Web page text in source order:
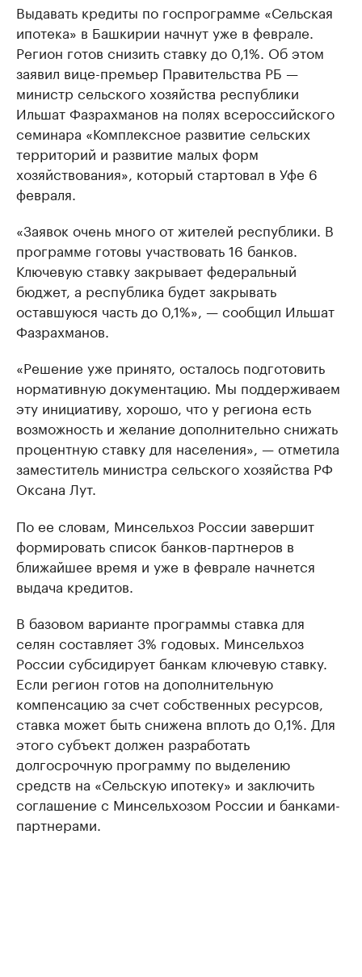
Выдавать кредиты по госпрограмме «Сельская
ипотека» в Башкирии начнут уже в феврале.
Регион готов снизить ставку до 0,1%. Об этом
заявил вице-премьер Правительства РБ —
министр сельского хозяйства республики
Ильшат Фазрахманов на полях всероссийского
семинара «Комплексное развитие сельских
территорий и развитие малых форм
хозяйствования», который стартовал в Уфе 6
февраля.
«Заявок очень много от жителей республики. В
программе готовы участвовать 16 банков.
Ключевую ставку закрывает федеральный
бюджет, а республика будет закрывать
оставшуюся часть до 0,1%», — сообщил Ильшат
Фазрахманов.
«Решение уже принято, осталось подготовить
нормативную документацию. Мы поддерживаем
эту инициативу, хорошо, что у региона есть
возможность и желание дополнительно снижать
процентную ставку для населения», — отметила
заместитель министра сельского хозяйства РФ
Оксана Лут.
По ее словам, Минсельхоз России завершит
формировать список банков-партнеров в
ближайшее время и уже в феврале начнется
выдача кредитов.
В базовом варианте программы ставка для
селян составляет 3% годовых. Минсельхоз
России субсидирует банкам ключевую ставку.
Если регион готов на дополнительную
компенсацию за счет собственных ресурсов,
ставка может быть снижена вплоть до 0,1%. Для
этого субъект должен разработать
долгосрочную программу по выделению
средств на «Сельскую ипотеку» и заключить
соглашение с Минсельхозом России и банками-
партнерами.